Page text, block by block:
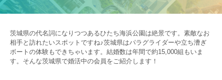
茨城県の代名詞になりつつあるひたち海浜公園は絶景です。素敵なお
相手と訪れたいスポットですね♪茨城県はパラグライダーや立ち漕ぎ
ボートの体験もできちゃいます。結婚数は年間で約15,000組もいま
す。そんな茨城県で婚活中の会員をご紹介します！